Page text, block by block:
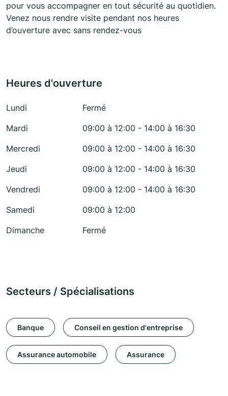
pour vous accompagner en tout sécurité au quotidien.
Venez nous rendre visite pendant nos heures
d’ouverture avec sans rendez-vous
Heures d'ouverture
Lundi
Fermé
Mardi
09:00 à 12:00 - 14:00 à 16:30
Mercredi
09:00 à 12:00 - 14:00 à 16:30
Jeudi
09:00 à 12:00 - 14:00 à 16:30
Vendredi
09:00 à 12:00 - 14:00 à 16:30
Samedi
09:00 à 12:00
Dimanche
Fermé
Secteurs / Spécialisations
Banque Conseil en gestion d'entreprise
Assurance automobile Assurance